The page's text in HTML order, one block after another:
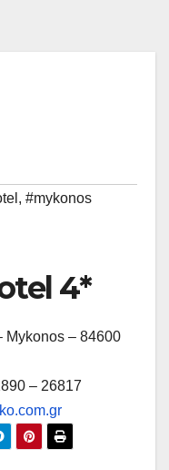
, #mykonos
4*
Mykonos – 84600
– 26817